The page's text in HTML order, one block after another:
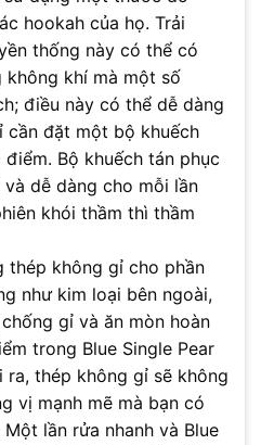
hookah của họ. Trải
thống này có thể có
không khí mà một số
điều này có thể dễ dàng
cần đặt một bộ khuếch
Bộ khuếch tán phục
dễ dàng cho mỗi lần
khói thầm thì thầm
thép không gỉ cho phần
như kim loại bên ngoài,
gỉ và ăn mòn hoàn
trong Blue Single Pear
ra, thép không gỉ sẽ không
vị mạnh mẽ mà bạn có
lần rửa nhanh và Blue